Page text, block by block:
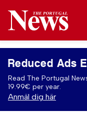
Reduced Ads
Read The Portugal
19.99€ per year.
Anmäl dig här